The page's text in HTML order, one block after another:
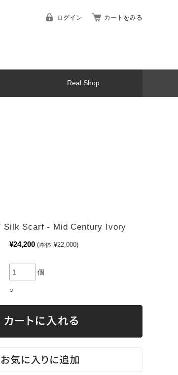
ログイン カートをみる
Real Shop
Silk Scarf - Mid Century Ivory
¥24,200 (本体 ¥22,000)
個
○